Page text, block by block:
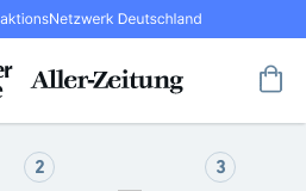
Direkt
zum
Inhalt
RND Partner im RedaktionsNetzwerk
2 3